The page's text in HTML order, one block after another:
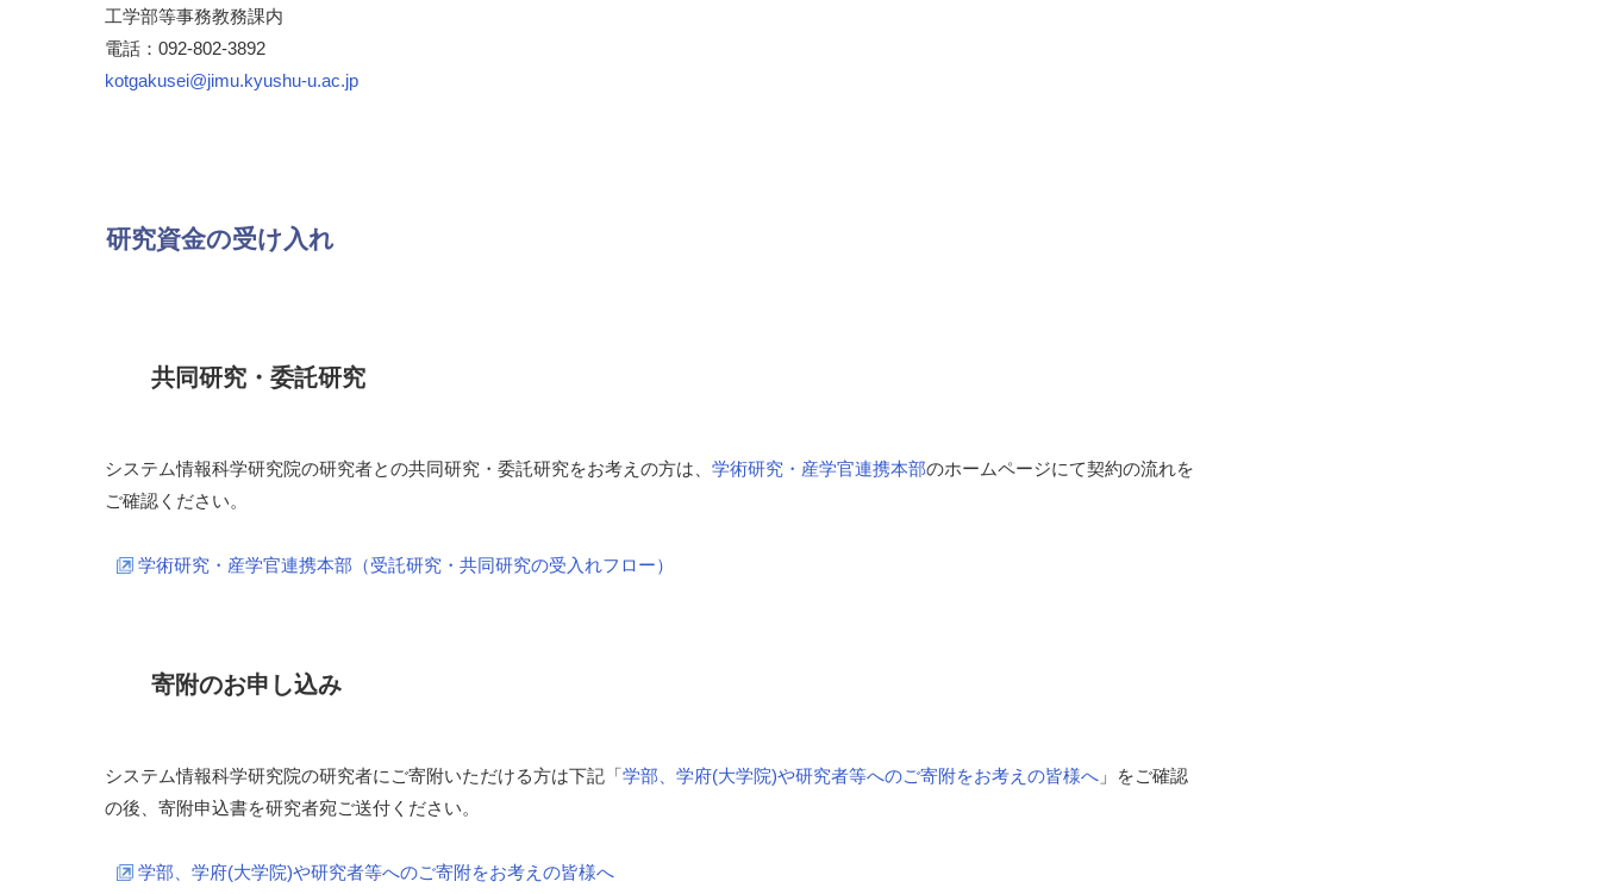
工学部等事務教務課内
電話：092-802-3892
kotgakusei@jimu.kyushu-u.ac.jp
研究資金の受け入れ
共同研究・委託研究
システム情報科学研究院の研究者との共同研究・委託研究をお考えの方は、 学術研究・産学官連携本部のホームページにて契約の流れを
ご確認ください。
学術研究・産学官連携本部（受託研究・共同研究の受入れフロー）
寄附のお申し込み
システム情報科学研究院の研究者にご寄附いただける方は下記「学部、学府(大学院)や研究者等へのご寄附をお考えの皆様へ 」をご確認
の後、寄附申込書を研究者宛ご送付ください。
学部、学府(大学院)や研究者等へのご寄附をお考えの皆様へ